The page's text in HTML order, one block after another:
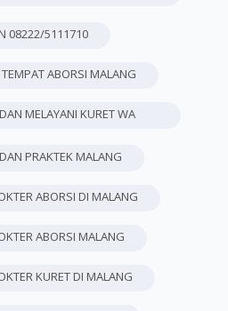
08222/5111710
ABORSI MALANG
MELAYANI KURET WA
PRAKTEK MALANG
ABORSI DI MALANG
ABORSI MALANG
KURET DI MALANG